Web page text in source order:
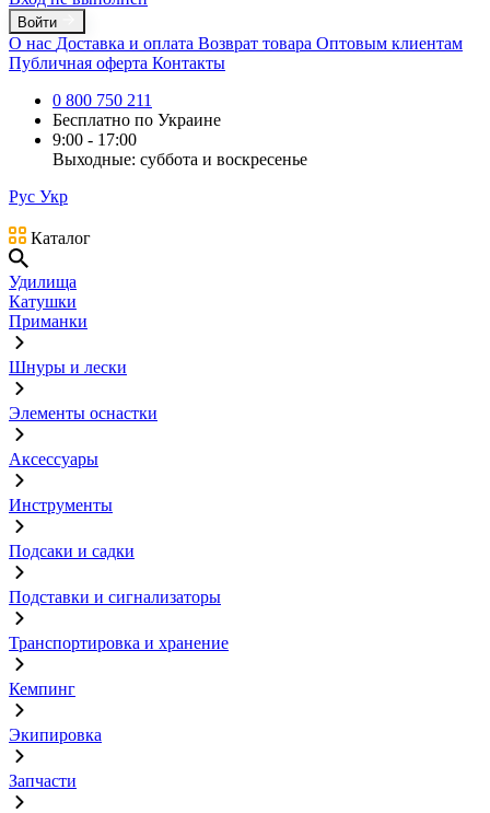
Войти
О нас Доставка и оплата Возврат товара Оптовым клиентам
Публичная оферта Контакты
0 800 750 211
Бесплатно по Украине
9:00 - 17:00
Выходные: суббота и воскресенье
Рус Укр
Каталог
Удилища
Катушки
Приманки
Шнуры и лески
Элементы оснастки
Аксессуары
Инструменты
Подсаки и садки
Подставки и сигнализаторы
Транспортировка и хранение
Кемпинг
Экипировка
Запчасти